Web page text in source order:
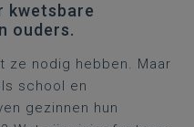
kwetsbare
ouders.
ze nodig hebben. Maar
school en
gezinnen hun